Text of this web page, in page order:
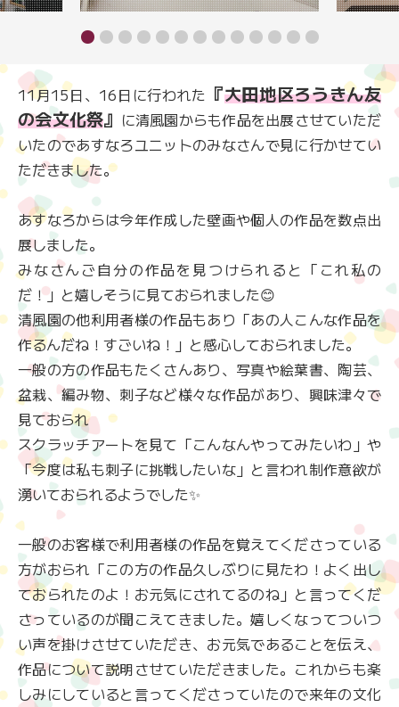
11月15日、16日に行われた 『大田地区ろうきん友
の会文化祭』 に清風園からも作品を出展させていただ
いたのであすなろユニットのみなさんで見に行かせてい
ただきました。
あすなろからは今年作成した壁画や個人の作品を数点出
展しました。
みなさんご自分の作品を見つけられると「これ私の
だ！」と嬉しそうに見ておられました😊
清風園の他利用者様の作品もあり「あの人こんな作品を
作るんだね！すごいね！」と感心しておられました。
一般の方の作品もたくさんあり、写真や絵葉書、陶芸、
盆栽、編み物、刺子など様々な作品があり、興味津々で
見ておられ
スクラッチアートを見て「こんなんやってみたいわ」や
「今度は私も刺子に挑戦したいな」と言われ制作意欲が
湧いておられるようでした✨
一般のお客様で利用者様の作品を覚えてくださっている
方がおられ「この方の作品久しぶりに見たわ！よく出し
ておられたのよ！お元気にされてるのね」と言ってくだ
さっているのが聞こえてきました。嬉しくなってついつ
い声を掛けさせていただき、お元気であることを伝え、
作品について説明させていただきました。これからも楽
しみにしていると言ってくださっていたので来年の文化